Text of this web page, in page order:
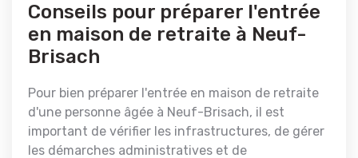
Conseils pour préparer l'entrée
en maison de retraite à Neuf-
Brisach
Pour bien préparer l'entrée en maison de retraite
d'une personne âgée à Neuf-Brisach, il est
important de vérifier les infrastructures, de gérer
les démarches administratives et de